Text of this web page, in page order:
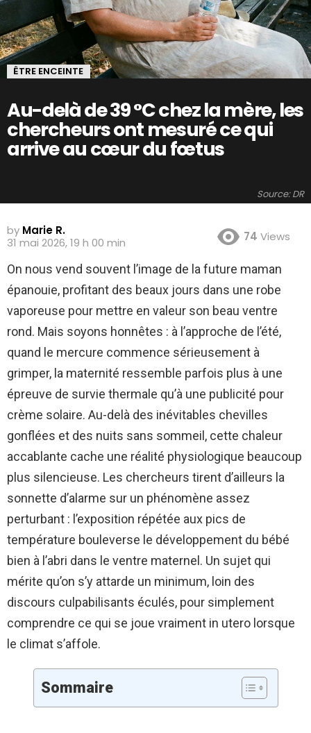
ÊTRE ENCEINTE
Au-delà de 39 °C chez la mère, les
chercheurs ont mesuré ce qui
arrive au cœur du fœtus
Source: DR
by Marie R.
31 mai 2026, 19 h 00 min
74 Views
On nous vend souvent l’image de la future maman
épanouie, profitant des beaux jours dans une robe
vaporeuse pour mettre en valeur son beau ventre
rond. Mais soyons honnêtes : à l’approche de l’été,
quand le mercure commence sérieusement à
grimper, la maternité ressemble parfois plus à une
épreuve de survie thermale qu’à une publicité pour
crème solaire. Au-delà des inévitables chevilles
gonflées et des nuits sans sommeil, cette chaleur
accablante cache une réalité physiologique beaucoup
plus silencieuse. Les chercheurs tirent d’ailleurs la
sonnette d’alarme sur un phénomène assez
perturbant : l’exposition répétée aux pics de
température bouleverse le développement du bébé
bien à l’abri dans le ventre maternel. Un sujet qui
mérite qu’on s’y attarde un minimum, loin des
discours culpabilisants éculés, pour simplement
comprendre ce qui se joue vraiment in utero lorsque
le climat s’affole.
Sommaire